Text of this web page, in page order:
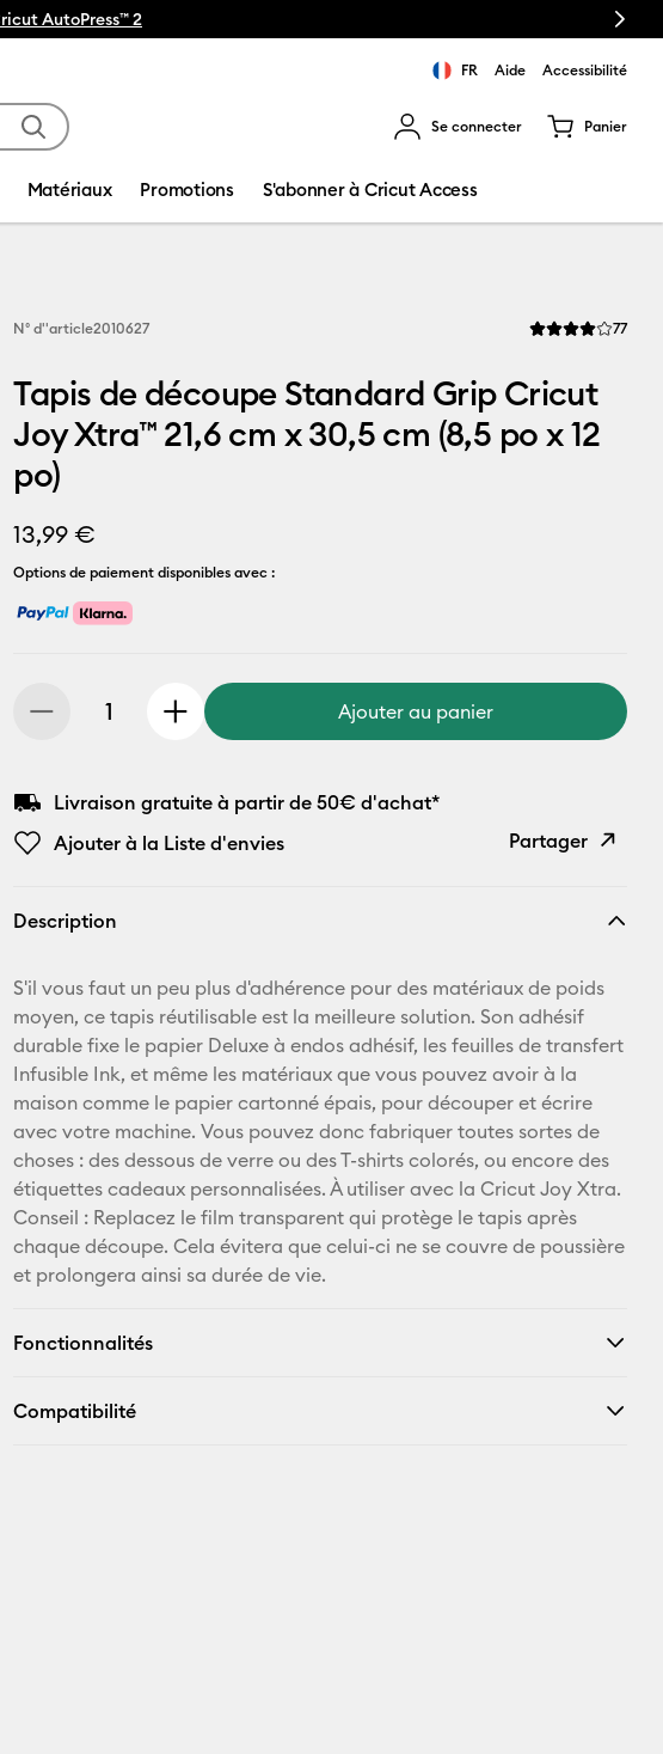
Next
FR Aide Accessibilité
Se connecter Panier
Matériaux Promotions S'abonner à Cricut Access
N° d''article2010627 La note 77
Tapis de découpe Standard Grip Cricut
Joy Xtra™ 21,6 cm x 30,5 cm (8,5 po x 12
po)
13,99 €
Options de paiement disponibles avec :
Ajouter au panier
Livraison gratuite à partir de 50€ d'achat*
Ajouter à la Liste d'envies
Partager
E-mail
Pinterest
Facebook
X
Description
S'il vous faut un peu plus d'adhérence pour des matériaux de poids
moyen, ce tapis réutilisable est la meilleure solution. Son adhésif
durable fixe le papier Deluxe à endos adhésif, les feuilles de transfert
Infusible Ink, et même les matériaux que vous pouvez avoir à la
maison comme le papier cartonné épais, pour découper et écrire
avec votre machine. Vous pouvez donc fabriquer toutes sortes de
choses : des dessous de verre ou des T-shirts colorés, ou encore des
étiquettes cadeaux personnalisées. À utiliser avec la Cricut Joy Xtra.
Conseil : Replacez le film transparent qui protège le tapis après
chaque découpe. Cela évitera que celui-ci ne se couvre de poussière
et prolongera ainsi sa durée de vie.
Fonctionnalités
Compatibilité